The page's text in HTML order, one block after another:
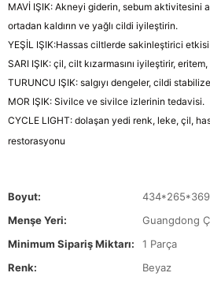
MAVİ IŞIK: Akneyi giderin, sebum aktivitesini
ortadan kaldırın ve yağlı cildi iyileştirin.
YEŞİL IŞIK:Hassas ciltlerde sakinleştirici etkisi
SARI IŞIK: çil, cilt kızarmasını iyileştirir,
TURUNCU IŞIK: salgıyı dengeler, cildi
MOR IŞIK: Sivilce ve sivilce izlerinin tedavisi.
CYCLE LIGHT: dolaşan yedi renk, leke, çil,
restorasyonu
Boyut:
Menşe Yeri:
Guangdong
Minimum Sipariş Miktarı:
1 Parça
Renk:
Beyaz